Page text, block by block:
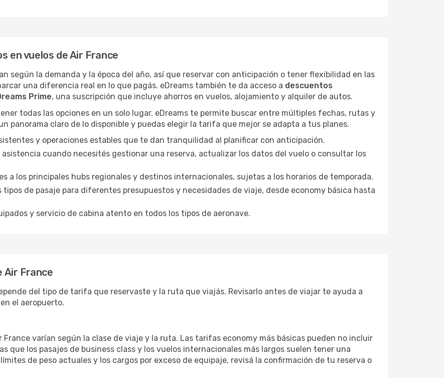
en vuelos de Air France
según la demanda y la época del año, así que reservar con anticipación o tener flexibilidad en las
una diferencia real en lo que pagás. eDreams también te da acceso a descuentos
Prime, una suscripción que incluye ahorros en vuelos, alojamiento y alquiler de autos.
todas las opciones en un solo lugar. eDreams te permite buscar entre múltiples fechas, rutas y
panorama claro de lo disponible y puedas elegir la tarifa que mejor se adapta a tus planes.
y operaciones estables que te dan tranquilidad al planificar con anticipación.
asistencia cuando necesités gestionar una reserva, actualizar los datos del vuelo o consultar los
a los principales hubs regionales y destinos internacionales, sujetas a los horarios de temporada.
tipos de pasaje para diferentes presupuestos y necesidades de viaje, desde economy básica hasta
y servicio de cabina atento en todos los tipos de aeronave.
Air France
del tipo de tarifa que reservaste y la ruta que viajás. Revisarlo antes de viajar te ayuda a
el aeropuerto.
varían según la clase de viaje y la ruta. Las tarifas economy más básicas pueden no incluir
que los pasajes de business class y los vuelos internacionales más largos suelen tener una
de peso actuales y los cargos por exceso de equipaje, revisá la confirmación de tu reserva o